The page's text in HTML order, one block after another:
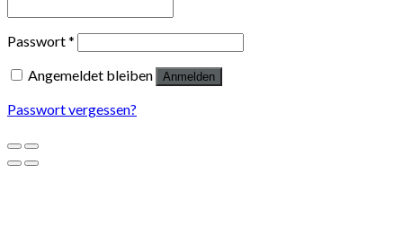
Passwort*
Angemeldet bleiben
Anmelden
Passwort vergessen?